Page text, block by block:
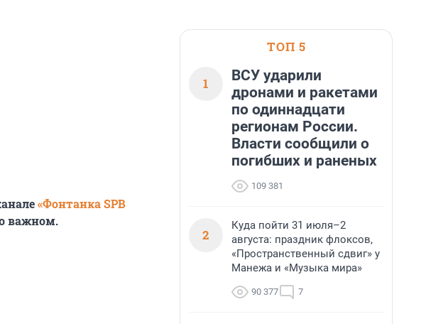
«Фонтанка SPB
важном.
ТОП 5
1
ВСУ ударили
дронами и ракетами
по одиннадцати
регионам России.
Власти сообщили о
погибших и раненых
109 381
2
Куда пойти 31 июля–2
августа: праздник флоксов,
«Пространственный сдвиг» у
Манежа и «Музыка мира»
90 377 7